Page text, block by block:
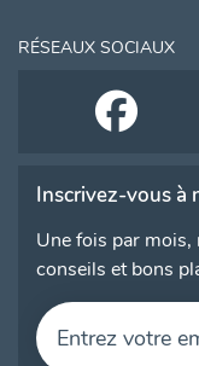
RÉSEAUX SOCIAUX
Inscrivez-vous à
Une fois par
conseils et bons